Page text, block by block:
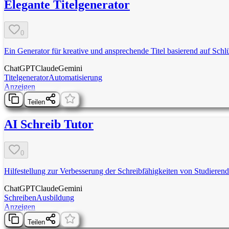
Elegante Titelgenerator
0
Ein Generator für kreative und ansprechende Titel basierend auf
ChatGPTClaudeGemini
TitelgeneratorAutomatisierung
Anzeigen
Teilen
AI Schreib Tutor
0
Hilfestellung zur Verbesserung der Schreibfähigkeiten von
ChatGPTClaudeGemini
SchreibenAusbildung
Anzeigen
Teilen